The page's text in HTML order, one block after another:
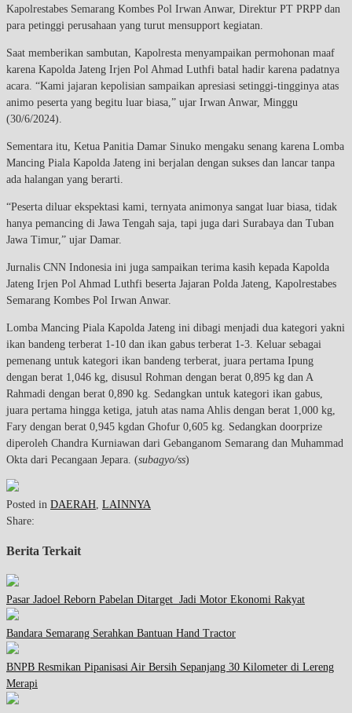
Kapolrestabes Semarang Kombes Pol Irwan Anwar, Direktur PT PRPP dan
para petinggi perusahaan yang turut mensupport kegiatan.
Saat memberikan sambutan, Kapolresta menyampaikan permohonan maaf
karena Kapolda Jateng Irjen Pol Ahmad Luthfi batal hadir karena padatnya
acara. “Kami jajaran kepolisian sampaikan apresiasi setinggi-tingginya atas
animo peserta yang begitu luar biasa,” ujar Irwan Anwar, Minggu
(30/6/2024).
Sementara itu, Ketua Panitia Damar Sinuko mengaku senang karena Lomba
Mancing Piala Kapolda Jateng ini berjalan dengan sukses dan lancar tanpa
ada halangan yang berarti.
“Peserta diluar ekspektasi kami, ternyata animonya sangat luar biasa, tidak
hanya pemancing di Jawa Tengah saja, tapi juga dari Surabaya dan Tuban
Jawa Timur,” ujar Damar.
Jurnalis CNN Indonesia ini juga sampaikan terima kasih kepada Kapolda
Jateng Irjen Pol Ahmad Luthfi beserta Jajaran Polda Jateng, Kapolrestabes
Semarang Kombes Pol Irwan Anwar.
Lomba Mancing Piala Kapolda Jateng ini dibagi menjadi dua kategori yakni
ikan bandeng terberat 1-10 dan ikan gabus terberat 1-3. Keluar sebagai
pemenang untuk kategori ikan bandeng terberat, juara pertama Ipung
dengan berat 1,046 kg, disusul Rohman dengan berat 0,895 kg dan A
Rahmadi dengan berat 0,890 kg. Sedangkan untuk kategori ikan gabus,
juara pertama hingga ketiga, jatuh atas nama Ahlis dengan berat 1,000 kg,
Fary dengan berat 0,945 kgdan Ghofur 0,605 kg. Sedangkan doorprize
diperoleh Chandra Kurniawan dari Gebanganom Semarang dan Muhammad
Okta dari Pecangaan Jepara. (subagyo/ss)
Posted in DAERAH LAINNYA
Share:
Berita Terkait
Pasar Jadoel Reborn Pabelan Ditarget Jadi Motor Ekonomi Rakyat
Bandara Semarang Serahkan Bantuan Hand Tractor
BNPB Resmikan Pipanisasi Air Bersih Sepanjang 30 Kilometer di Lereng
Merapi